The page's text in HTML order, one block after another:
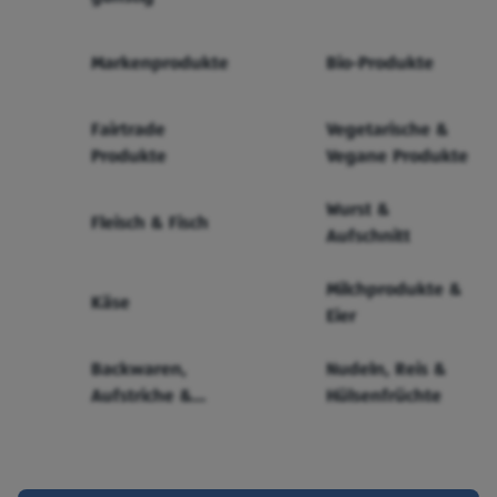
Markenprodukte Bio-Produkte
Fairtrade
Produkte
Vegetarische &
Vegane Produkte
Fleisch & Fisch
Wurst &
Aufschnitt
Käse
Milchprodukte &
Eier
Backwaren,
Aufstriche &
Nudeln, Reis &
Hülsenfrüchte